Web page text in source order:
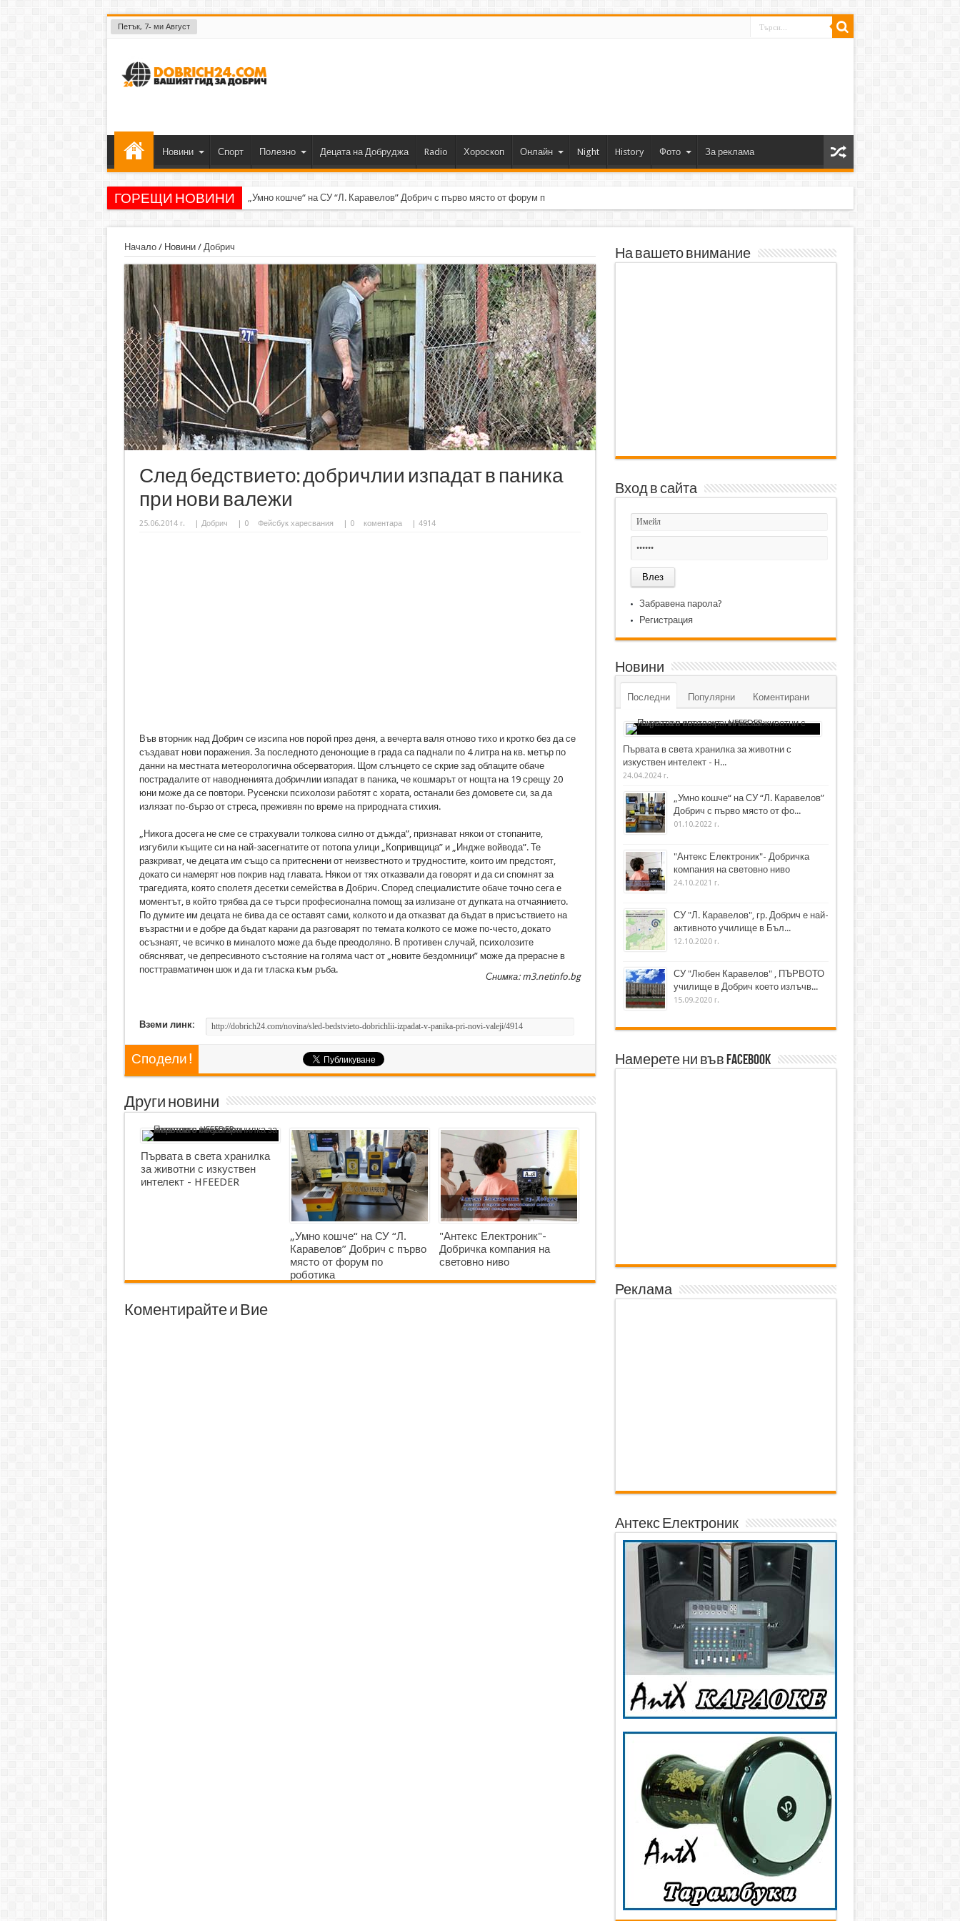
Петък, 7- ми Август
Новини Спорт Полезно Децата на Добруджа Radio Хороскоп Онлайн Night History Фото За реклама
ГОРЕЩИ НОВИНИ „Умно кошче“ на СУ “Л. Каравелов” Добрич с първо място от форум по роботика
Начало/ Новини/ Добрич
След бедствието: добричлии изпадат в паника
при нови валежи
25.06.2014 г. | Добрич | 0 Фейсбук харесвания | 0 коментара | 4914
Във вторник над Добрич се изсипа нов порой през деня, а вечерта валя отново тихо и кротко без да се
създават нови поражения. За последното денонощие в града са паднали по 4 литра на кв. метър по
данни на местната метеорологична обсерватория. Щом слънцето се скрие зад облаците обаче
пострадалите от наводненията добричлии изпадат в паника, че кошмарът от нощта на 19 срещу 20
юни може да се повтори. Русенски психолози работят с хората, останали без домовете си, за да
излязат по-бързо от стреса, преживян по време на природната стихия.
„Никога досега не сме се страхували толкова силно от дъжда”, признават някои от стопаните,
изгубили къщите си на най-засегнатите от потопа улици „Копривщица” и „Индже войвода”. Те
разкриват, че децата им също са притеснени от неизвестното и трудностите, които им предстоят,
докато си намерят нов покрив над главата. Някои от тях отказвали да говорят и да си спомнят за
трагедията, която сполетя десетки семейства в Добрич. Според специалистите обаче точно сега е
моментът, в който трябва да се търси професионална помощ за излизане от дупката на отчаянието.
По думите им децата не бива да се оставят сами, колкото и да отказват да бъдат в присъствието на
възрастни и е добре да бъдат карани да разговарят по темата колкото се може по-често, докато
осъзнаят, че всичко в миналото може да бъде преодоляно. В противен случай, психолозите
обясняват, че депресивното състояние на голяма част от „новите бездомници” може да прерасне в
посттравматичен шок и да ги тласка към ръба.
Снимка: m3.netinfo.bg
Вземи линк:
Сподели !
Други новини
Първата в света хранилка
за животни с изкуствен
интелект - HFEEDER
„Умно кошче“ на СУ “Л.
Каравелов” Добрич с първо
място от форум по
роботика
"Антекс Електроник"-
Добричка компания на
световно ниво
Коментирайте и Вие
На вашето внимание
Вход в сайта
Забравена парола?
Регистрация
Новини
Последни Популярни Коментирани
Първата в света хранилка за животни с
изкуствен интелект - H...
24.04.2024 г.
„Умно кошче“ на СУ “Л. Каравелов”
Добрич с първо място от фо...
01.10.2022 г.
"Антекс Електроник"- Добричка
компания на световно ниво
24.10.2021 г.
СУ "Л. Каравелов", гр. Добрич е най-
активното училище в Бъл...
12.10.2020 г.
СУ "Любен Каравелов" , ПЪРВОТО
училище в Добрич което излъчв...
15.09.2020 г.
Намерете ни във Facebook
Реклама
Антекс Електроник